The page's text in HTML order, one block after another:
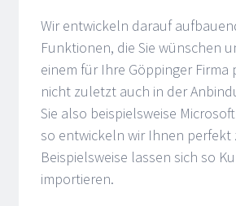
Wir entwickeln darauf
Funktionen, die Sie wünschen
einem für Ihre Göppinger
nicht zuletzt auch in der
Sie also beispielsweise
so entwickeln wir Ihnen
Beispielsweise lassen sich so
importieren.